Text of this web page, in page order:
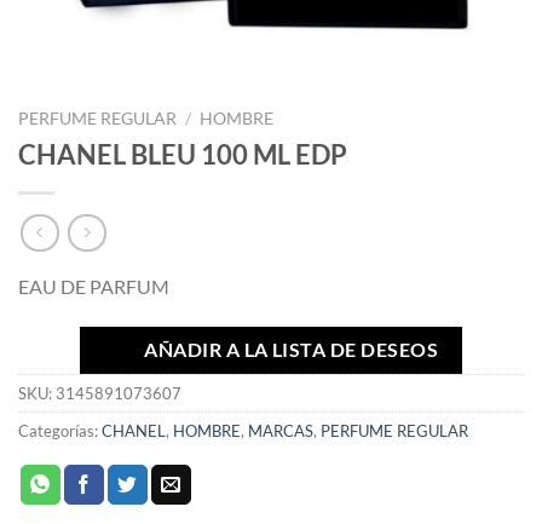
PERFUME REGULAR / HOMBRE
CHANEL BLEU 100 ML EDP
EAU DE PARFUM
AÑADIR A LA LISTA DE DESEOS
SKU: 3145891073607
Categorías:CHANEL, HOMBRE, MARCAS, PERFUME REGULAR